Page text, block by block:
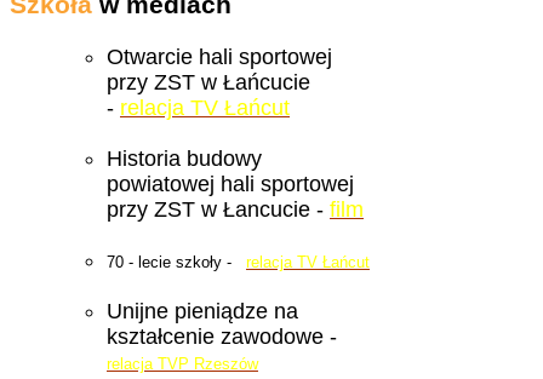
Otwarcie hali sportowej
przy ZST w Łańcucie
- relacja TV Łańcut
Historia budowy
powiatowej hali sportowej
przy ZST w Łancucie - film
70 - lecie szkoły - relacja TV Łańcut
Unijne pieniądze na
kształcenie zawodowe -
relacja TVP Rzeszów